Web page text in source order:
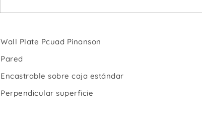
Wall Plate Pcuad Pinanson
Pared
Encastrable sobre caja estándar
Perpendicular superficie